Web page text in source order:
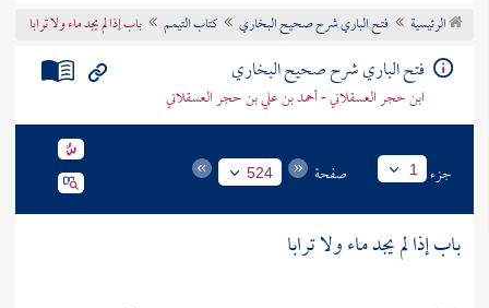
تراجم الأعلام
الرئيسية فتح الباري شرح صحيح البخاري كتاب التيمم باب إذا لم يجد ماء ولا ترابا
فتح الباري شرح صحيح البخاري
ابن حجر العسقلاني - أحمد بن علي بن حجر العسقلاني
جزء 1 صفحة 524
باب إذا لم يجد ماء ولا ترابا